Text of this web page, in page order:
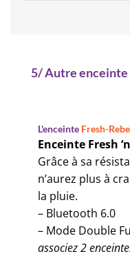
5/ Autre
L'enceinte Fresh-
Enceinte Fresh
Grâce à sa
n’aurez plus à
la pluie.
– Bluetooth 6.0
– Mode Double
associez 2